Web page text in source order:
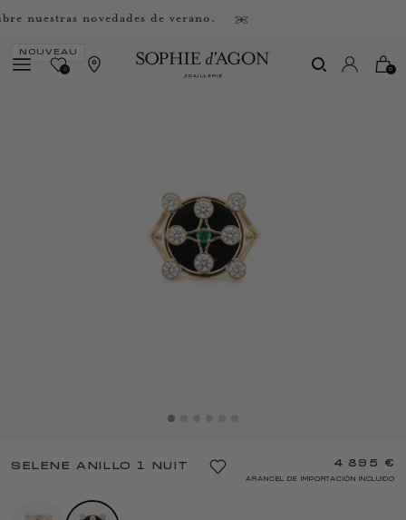
novedades de verano.
0 0
NOUVEAU
SELENE ANILLO 1 NUIT 4 895 €
ARANCEL DE IMPORTACIÓN INCLUIDO